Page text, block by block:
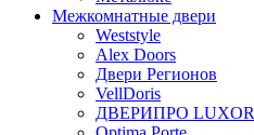
Межкомнатные двери
Weststyle
Alex Doors
Двери Регионов
VellDoris
ДВЕРИПРО LUXOR